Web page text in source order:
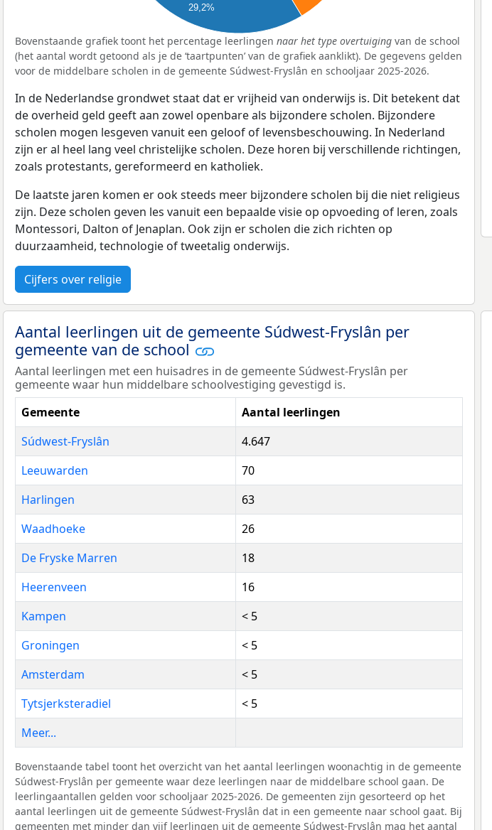
29,2%
Bovenstaande grafiek toont het percentage leerlingen naar het type overtuiging van de school
(het aantal wordt getoond als je de ‘taartpunten’ van de grafiek aanklikt). De gegevens gelden
voor de middelbare scholen in de gemeente Súdwest-Fryslân en schooljaar 2025-2026.
In de Nederlandse grondwet staat dat er vrijheid van onderwijs is. Dit betekent dat
de overheid geld geeft aan zowel openbare als bijzondere scholen. Bijzondere
scholen mogen lesgeven vanuit een geloof of levensbeschouwing. In Nederland
zijn er al heel lang veel christelijke scholen. Deze horen bij verschillende richtingen,
zoals protestants, gereformeerd en katholiek.
De laatste jaren komen er ook steeds meer bijzondere scholen bij die niet religieus
zijn. Deze scholen geven les vanuit een bepaalde visie op opvoeding of leren, zoals
Montessori, Dalton of Jenaplan. Ook zijn er scholen die zich richten op
duurzaamheid, technologie of tweetalig onderwijs.
Cijfers over religie
Aantal leerlingen uit de gemeente Súdwest-Fryslân per
gemeente van de school
Aantal leerlingen met een huisadres in de gemeente Súdwest-Fryslân per
gemeente waar hun middelbare schoolvestiging gevestigd is.
Gemeente
Aantal leerlingen
Súdwest-Fryslân
4.647
Leeuwarden
70
Harlingen
63
Waadhoeke
26
De Fryske Marren
18
Heerenveen
16
Kampen
< 5
Groningen
< 5
Amsterdam
< 5
Tytsjerksteradiel
< 5
Meer...
Bovenstaande tabel toont het overzicht van het aantal leerlingen woonachtig in de gemeente
Súdwest-Fryslân per gemeente waar deze leerlingen naar de middelbare school gaan. De
leerlingaantallen gelden voor schooljaar 2025-2026. De gemeenten zijn gesorteerd op het
aantal leerlingen uit de gemeente Súdwest-Fryslân dat in een gemeente naar school gaat. Bij
gemeenten met minder dan vijf leerlingen uit de gemeente Súdwest-Fryslân mag het aantal